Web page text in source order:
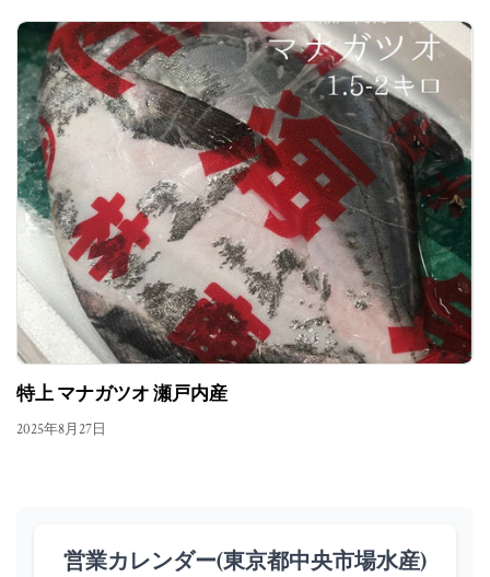
特上 マナガツオ 瀬戸内産
2025年8月27日
営業カレンダー(東京都中央市場水産)